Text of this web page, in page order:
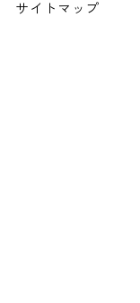
サイトマップ